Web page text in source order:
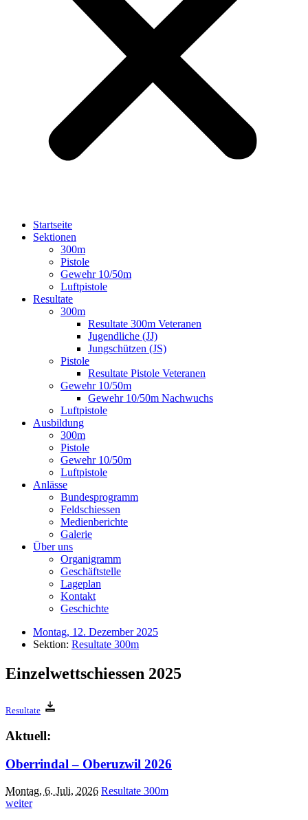
Startseite
Sektionen
300m
Pistole
Gewehr 10/50m
Luftpistole
Resultate
300m
Resultate 300m Veteranen
Jugendliche (JJ)
Jungschützen (JS)
Pistole
Resultate Pistole Veteranen
Gewehr 10/50m
Gewehr 10/50m Nachwuchs
Luftpistole
Ausbildung
300m
Pistole
Gewehr 10/50m
Luftpistole
Anlässe
Bundesprogramm
Feldschiessen
Medienberichte
Galerie
Über uns
Organigramm
Geschäftstelle
Lageplan
Kontakt
Geschichte
Montag, 12. Dezember 2025
Sektion: Resultate 300m
Einzelwettschiessen 2025
Resultate
Aktuell:
Oberrindal – Oberuzwil 2026
Montag, 6. Juli, 2026 Resultate 300m
weiter